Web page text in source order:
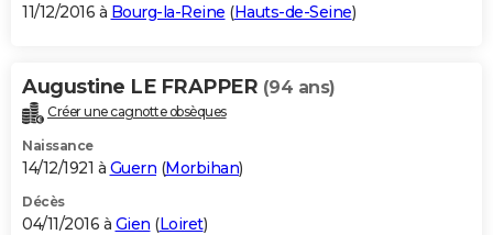
11/12/2016 à Bourg-la-Reine (Hauts-de-Seine)
Augustine LE FRAPPER (94 ans)
Créer une cagnotte obsèques
Naissance
14/12/1921 à Guern (Morbihan)
Décès
04/11/2016 à Gien (Loiret)